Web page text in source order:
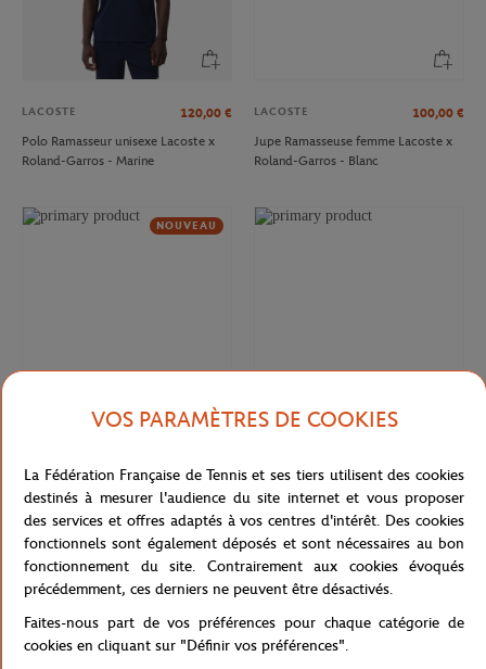
LACOSTE 120,00 €
Polo Ramasseur unisexe Lacoste x
Roland-Garros - Marine
LACOSTE 100,00 €
Jupe Ramasseuse femme Lacoste x
Roland-Garros - Blanc
NOUVEAU
T-Shirt Club homme Lacoste x
Roland-Garros - Ecru
T-shirt Performance homme Lacoste
x Roland-Garros - Vert
VOS PARAMÈTRES DE COOKIES
La Fédération Française de Tennis et ses tiers utilisent des cookies
destinés à mesurer l'audience du site internet et vous proposer
des services et offres adaptés à vos centres d'intérêt. Des cookies
fonctionnels sont également déposés et sont nécessaires au bon
fonctionnement du site. Contrairement aux cookies évoqués
précédemment, ces derniers ne peuvent être désactivés.
Faites-nous part de vos préférences pour chaque catégorie de
cookies en cliquant sur "Définir vos préférences".